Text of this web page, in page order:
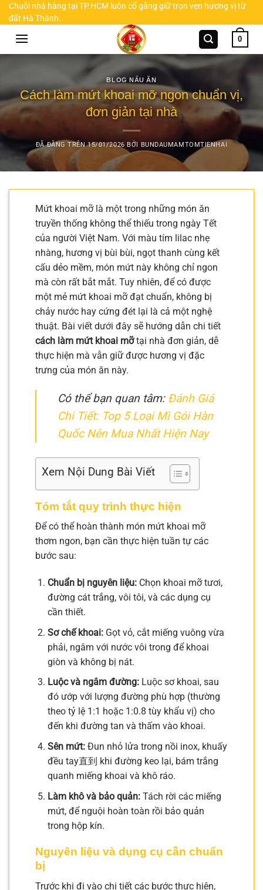
Chuyển
đến
Chuỗi nhà hàng tại TP.HCM luôn cố gắng giữ trọn vẹn hương vị từ
đất Hà Thành.
0
BLOG NẤU ĂN
Cách làm mứt khoai mỡ ngon chuẩn vị,
đơn giản tại nhà
ĐÃ ĐĂNG TRÊN15/01/2026 BỞI BUNDAUMAMTOMTIENHAI
Mứt khoai mỡ là một trong những món ăn
truyền thống không thể thiếu trong ngày Tết
của người Việt Nam. Với màu tím lilac nhẹ
nhàng, hương vị bùi bùi, ngọt thanh cùng kết
cấu dẻo mềm, món mứt này không chỉ ngon
mà còn rất bắt mắt. Tuy nhiên, để có được
một mẻ mứt khoai mỡ đạt chuẩn, không bị
chảy nước hay cứng đét lại là cả một nghệ
thuật. Bài viết dưới đây sẽ hướng dẫn chi tiết
cách làm mứt khoai mỡtại nhà đơn giản, dễ
thực hiện mà vẫn giữ được hương vị đặc
trưng của món ăn này.
Có thể bạn quan tâm: Đánh Giá
Chi Tiết: Top 5 Loại Mì Gói Hàn
Quốc Nên Mua Nhất Hiện Nay
Xem Nội Dung Bài Viết
Tóm tắt quy trình thực hiện
Để có thể hoàn thành món mứt khoai mỡ
thơm ngon, bạn cần thực hiện tuần tự các
bước sau:
Chuẩn bị nguyên liệu:Chọn khoai mỡ tươi,
đường cát trắng, vôi tôi, và các dụng cụ
cần thiết.
Sơ chế khoai:Gọt vỏ, cắt miếng vuông vừa
phải, ngâm với nước vôi trong để khoai
giòn và không bị nát.
Luộc và ngâm đường:Luộc sơ khoai, sau
đó ướp với lượng đường phù hợp (thường
theo tỷ lệ 1:1 hoặc 1:0.8 tùy khẩu vị) cho
đến khi đường tan và thấm vào khoai.
Sên mứt:Đun nhỏ lửa trong nồi inox, khuấy
đều tay直到 khi đường keo lại, bám trắng
quanh miếng khoai và khô ráo.
Làm khô và bảo quản:Tách rời các miếng
mứt, để nguội hoàn toàn rồi bảo quản
trong hộp kín.
Nguyên liệu và dụng cụ cần chuẩn
bị
Trước khi đi vào chi tiết các bước thực hiện,